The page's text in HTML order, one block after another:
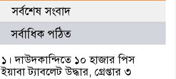
সর্বশেষ সংবাদ
সর্বাধিক পঠিত
১। দাউদকান্দিতে ১০ হাজার পিস
ইয়াবা ট্যাবলেট উদ্ধার, গ্রেপ্তার ৩